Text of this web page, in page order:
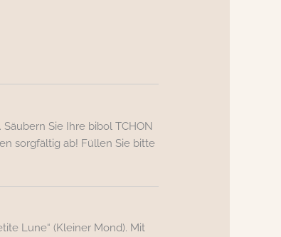
. Säubern Sie Ihre bibol TCHON
sorgfältig ab! Füllen Sie bitte
Lune“ (Kleiner Mond). Mit